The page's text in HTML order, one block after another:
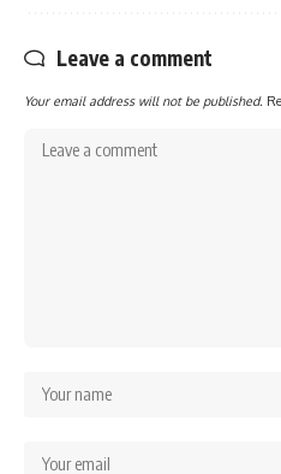
Leave a comment
Your email address will not be published.